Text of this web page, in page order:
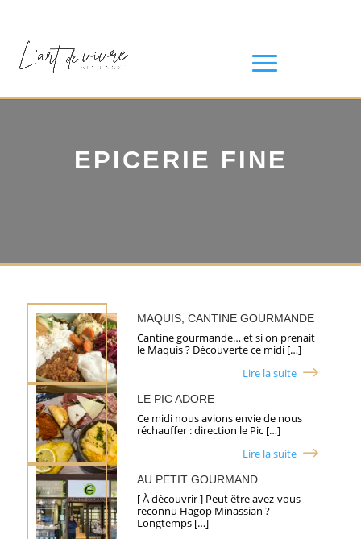
EPICERIE FINE
MAQUIS, CANTINE GOURMANDE
Cantine gourmande… et si on prenait
le Maquis ? Découverte ce midi […]
Lire la suite
LE PIC ADORE
Ce midi nous avions envie de nous
réchauffer : direction le Pic […]
Lire la suite
AU PETIT GOURMAND
[ À découvrir ] Peut être avez-vous
reconnu Hagop Minassian ?
Longtemps […]